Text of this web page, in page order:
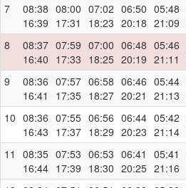
7
08:38
16:39
08:00
17:31
07:02
18:23
06:50
20:18
05:48
21:09
8
08:37
16:40
07:59
17:33
07:00
18:25
06:48
20:19
05:46
21:11
9
08:36
16:41
07:57
17:35
06:58
18:27
06:46
20:21
05:44
21:13
10 08:36
16:43
07:55
17:37
06:56
18:29
06:44
20:23
05:42
21:14
11
08:35
16:44
07:53
17:39
06:53
18:30
06:41
20:25
05:41
21:16